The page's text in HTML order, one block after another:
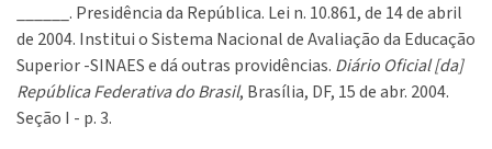
______. Presidência da República. Lei n. 10.861, de 14 de abril
de 2004. Institui o Sistema Nacional de Avaliação da Educação
Superior -SINAES e dá outras providências. Diário Oficial [da]
República Federativa do Brasil, Brasília, DF, 15 de abr. 2004.
Seção I - p. 3.